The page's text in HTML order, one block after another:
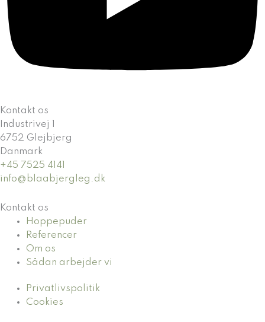
Kontakt os
Industrivej 1
6752 Glejbjerg
Danmark
+45 7525 4141
info@blaabjergleg.dk
Kontakt os
Hoppepuder
Referencer
Om os
Sådan arbejder vi
Privatlivspolitik
Cookies